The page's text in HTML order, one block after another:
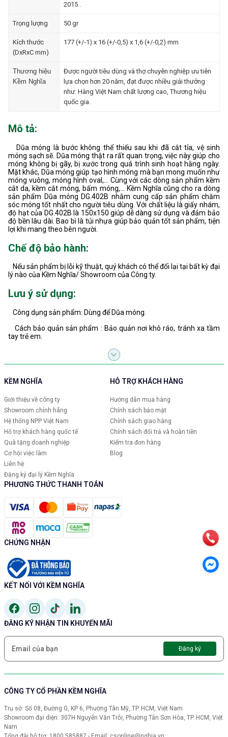
2015 .
Trọng lượng 50 gr
Kích thước
(DxRxC mm)
177 (+/-1) x 16 (+/-0,5) x 1,6 (+/-0,2) mm
Thương hiệu
Kềm Nghĩa
Được người tiêu dùng và thợ chuyên nghiệp ưu tiên
lựa chọn hơn 20 năm, đạt được nhiều giải thưởng
như: Hàng Việt Nam chất lượng cao, Thương hiệu
quốc gia.
Mô tả:
Dũa móng là bước không thể thiếu sau khi đã cắt tỉa, vệ sinh
móng sạch sẽ. Dũa móng thật ra rất quan trọng, việc này giúp cho
móng không bị gãy, bị xước trong quá trình sinh hoạt hằng ngày.
Mặt khác, Dũa móng giúp tạo hình móng mà bạn mong muốn như
móng vuông, móng hình oval,... Cùng với các dòng sản phẩm kềm
cắt da, kềm cắt móng, bấm móng,... Kềm Nghĩa cũng cho ra dòng
sản phẩm Dũa móng DG.402B nhằm cung cấp sản phẩm chăm
sóc móng tốt nhất cho người tiêu dùng. Với chất liệu là giấy nhám,
độ hạt của DG.402B là 150x150 giúp dễ dàng sử dụng và đảm bảo
độ bền lâu dài. Bao bì là túi nhựa giúp bảo quản tốt sản phẩm, tiện
lợi khi mang theo bên người.
Chế độ bảo hành:
Nếu sản phẩm bị lỗi kỹ thuật, quý khách có thể đổi lại tại bất kỳ đại
lý nào của Kềm Nghĩa/ Showroom của Công ty.
Lưu ý sử dụng:
Công dụng sản phẩm: Dùng để Dũa móng.
Cách bảo quản sản phẩm : Bảo quản nơi khô ráo, tránh xa tầm
tay trẻ em.
KỀM NGHĨA
Giới thiệu về công ty
Showroom chính hãng
Hệ thống NPP Việt Nam
Hỗ trợ khách hàng quốc tế
Quà tặng doanh nghiệp
Cơ hội việc làm
Liên hệ
Đăng ký đại lý Kềm Nghĩa
HỖ TRỢ KHÁCH HÀNG
Hướng dẫn mua hàng
Chính sách bảo mật
Chính sách giao hàng
Chính sách đổi trả và hoàn tiền
Kiểm tra đơn hàng
Blog
PHƯƠNG THỨC THANH TOÁN
CHỨNG NHẬN
KẾT NỐI VỚI KỀM NGHĨA
ĐĂNG KÝ NHẬN TIN KHUYẾN MÃI
Đăng ký
CÔNG TY CỔ PHẦN KỀM NGHĨA
Trụ sở: Số 08, Đường G, KP 6, Phường Tân Mỹ, TP. HCM, Việt Nam
Showroom đại diện: 307H Nguyễn Văn Trỗi, Phường Tân Sơn Hòa, TP. HCM, Việt
Nam